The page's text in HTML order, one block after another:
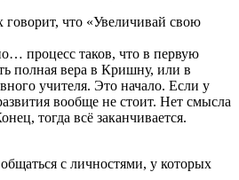
говорит, что «Увеличивай свою
процесс таков, что в первую
полная вера в Кришну, или в
учителя. Это начало. Если у
вообще не стоит. Нет смысла
тогда всё заканчивается.
с личностями, у которых